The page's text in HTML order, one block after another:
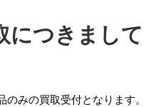
につきまして
みの買取受付となります。